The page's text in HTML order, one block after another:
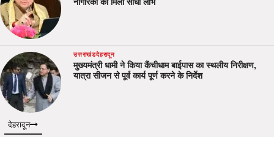
उत्तराखंडदेहरादून
मुख्यमंत्री धामी ने किया कैंचीधाम बाईपास का स्थलीय निरीक्षण,
यात्रा सीजन से पूर्व कार्य पूर्ण करने के निर्देश
देहरादून